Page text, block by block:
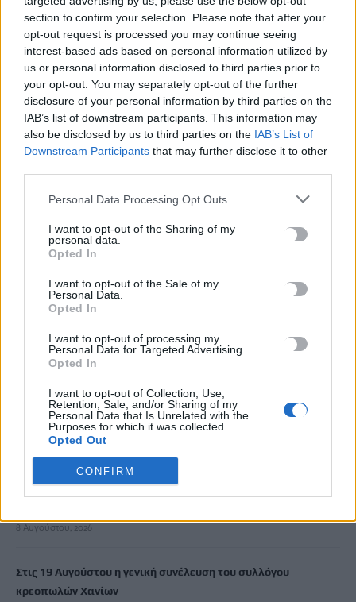
section to confirm your selection. Please note that after your
opt-out request is processed you may continue seeing
interest-based ads based on personal information utilized by
us or personal information disclosed to third parties prior to
your opt-out. You may separately opt-out of the further
disclosure of your personal information by third parties on the
IAB’s list of downstream participants. This information may
also be disclosed by us to third parties on the IAB’s List of
Downstream Participants that may further disclose it to other
Personal Data Processing Opt Outs
I want to opt-out of the Sharing of my
personal data.
Opted In
I want to opt-out of the Sale of my
Personal Data.
Opted In
I want to opt-out of processing my
Personal Data for Targeted Advertising.
Opted In
I want to opt-out of Collection, Use,
Retention, Sale, and/or Sharing of my
Personal Data that Is Unrelated with the
Purposes for which it was collected.
Opted Out
CONFIRM
ΠΕΡΙΒΑΛΛΟΝ
Κοινωνικό Οικιακό Τιμολόγιο: Ποιοι θα
μπορούν να κερδίσουν έκπτωση έως 70%
στους λογαριασμούς και πώς
Τη δυνατότητα να ενταχθούν και το επόμενο έτος στο Κοινωνικό
Οικιακό Τιμολόγιο (ΚΟΤ) θα έχουν οι πολίτες και…
Newsroom 16 Νοεμβρίου, 2025
Ποιες οι απάτητες παραλίες της Ελλάδας – My coast: Πώς θα
κάνετε καταγγελία για παρανομίες
8 Αυγούστου, 2026
δούμε τη «βροχή» των αστεριών
8 Αυγούστου, 2026
Ενοίκια: Πότε γίνονται υποχρεωτικές οι πληρωμές μέσω
τραπεζών
8 Αυγούστου, 2026
8 Αυγούστου, 2026
Στις 19 Αυγούστου η γενική συνέλευση του συλλόγου
κρεοπωλών Χανίων